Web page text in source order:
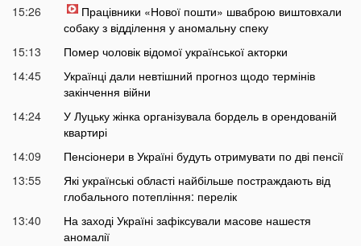
15:26
Працівники «Нової пошти» шваброю виштовхали
собаку з відділення у аномальну спеку
15:13
Помер чоловік відомої української акторки
14:45
Українці дали невтішний прогноз щодо термінів
закінчення війни
14:24
У Луцьку жінка організувала бордель в орендованій
квартирі
14:09
Пенсіонери в Україні будуть отримувати по дві пенсії
13:55
Які українські області найбільше постраждають від
глобального потепління: перелік
13:40
На заході Україні зафіксували масове нашестя
аномалії